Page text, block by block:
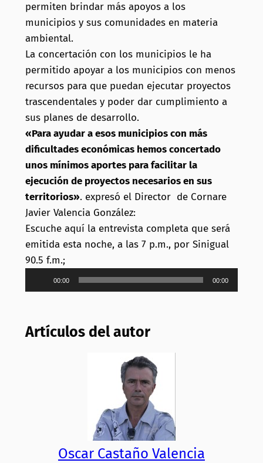
permiten brindar más apoyos a los
municipios y sus comunidades en materia
ambiental.
La concertación con los municipios le ha
permitido apoyar a los municipios con menos
recursos para que puedan ejecutar proyectos
trascendentales y poder dar cumplimiento a
sus planes de desarrollo.
«Para ayudar a esos municipios con más
dificultades económicas hemos concertado
unos mínimos aportes para facilitar la
ejecución de proyectos necesarios en sus
territorios». expresó el Director de Cornare
Javier Valencia González:
Escuche aquí la entrevista completa que será
emitida esta noche, a las 7 p.m., por Sinigual
90.5 f.m.;
Reproductor
de
00:00 00:00
Artículos del autor
Oscar Castaño Valencia